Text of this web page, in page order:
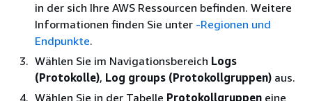
in der sich Ihre AWS Ressourcen befinden. Weitere
Informationen finden Sie unter -Regionen und
Endpunkte.
Wählen Sie im Navigationsbereich Logs
(Protokolle), Log groups (Protokollgruppen) aus.
Wählen Sie in der Tabelle Protokollgruppen eine